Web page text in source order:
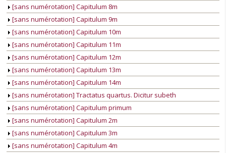
[sans numérotation] Capitulum 8m
[sans numérotation] Capitulum 9m
[sans numérotation] Capitulum 10m
[sans numérotation] Capitulum 11m
[sans numérotation] Capitulum 12m
[sans numérotation] Capitulum 13m
[sans numérotation] Capitulum 14m
[sans numérotation] Tractatus quartus. Dicitur subeth
[sans numérotation] Capitulum primum
[sans numérotation] Capitulum 2m
[sans numérotation] Capitulum 3m
[sans numérotation] Capitulum 4m